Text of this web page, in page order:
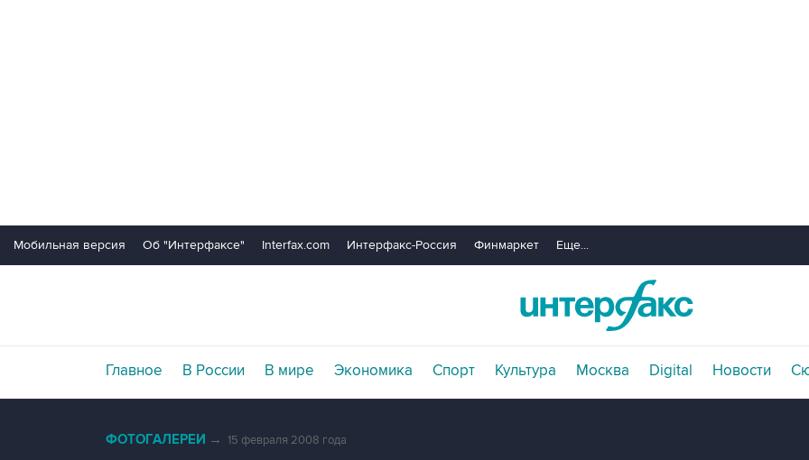
Мобильная версия Об "Интерфаксе" Interfax.com Интерфакс-Россия Финмаркет Еще...
Главное В России В мире Экономика Спорт Культура Москва Digital Новости
ФОТОГАЛЕРЕИ → 15 февраля 2008 года